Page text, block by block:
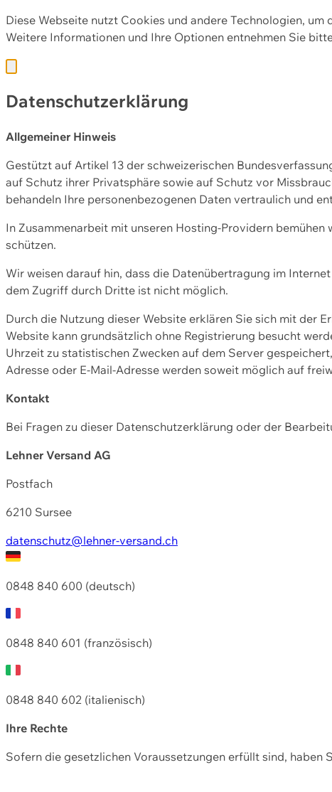
Diese Webseite nutzt Cookies und andere Technologien,
Weitere Informationen und Ihre Optionen entnehmen Sie
Datenschutzerklärung
Allgemeiner Hinweis
Gestützt auf Artikel 13 der schweizerischen
auf Schutz ihrer Privatsphäre sowie auf Schutz vor
behandeln Ihre personenbezogenen Daten vertraulich und
In Zusammenarbeit mit unseren Hosting-Providern
schützen.
Wir weisen darauf hin, dass die Datenübertragung im
dem Zugriff durch Dritte ist nicht möglich.
Durch die Nutzung dieser Website erklären Sie sich mit der
Website kann grundsätzlich ohne Registrierung besucht
Uhrzeit zu statistischen Zwecken auf dem Server
Adresse oder E-Mail-Adresse werden soweit möglich auf
Kontakt
Bei Fragen zu dieser Datenschutzerklärung oder der
Lehner Versand AG
Postfach
6210 Sursee
datenschutz@lehner-versand.ch
0848 840 600 (deutsch)
0848 840 601 (französisch)
0848 840 602 (italienisch)
Ihre Rechte
Sofern die gesetzlichen Voraussetzungen erfüllt sind,